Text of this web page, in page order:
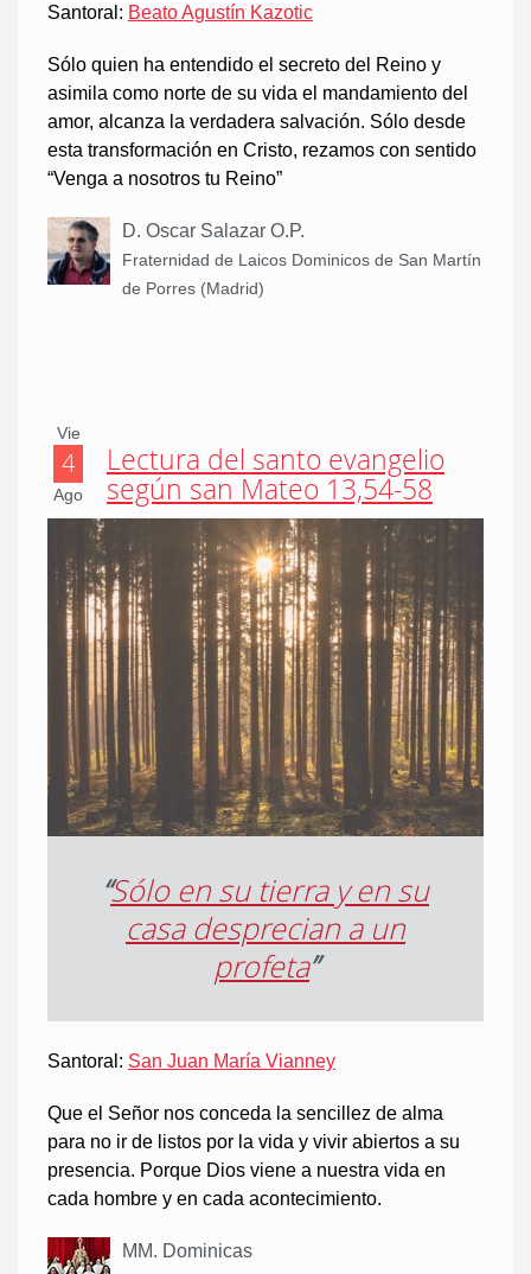
Santoral: Beato Agustín Kazotic
Sólo quien ha entendido el secreto del Reino y
asimila como norte de su vida el mandamiento del
amor, alcanza la verdadera salvación. Sólo desde
esta transformación en Cristo, rezamos con sentido
“Venga a nosotros tu Reino”
D. Oscar Salazar O.P.
Fraternidad de Laicos Dominicos de San Martín
de Porres (Madrid)
Vie
4
Ago
Lectura del santo evangelio
según san Mateo 13,54-58
“Sólo en su tierra y en su
casa desprecian a un
profeta”
Santoral: San Juan María Vianney
Que el Señor nos conceda la sencillez de alma
para no ir de listos por la vida y vivir abiertos a su
presencia. Porque Dios viene a nuestra vida en
cada hombre y en cada acontecimiento.
MM. Dominicas